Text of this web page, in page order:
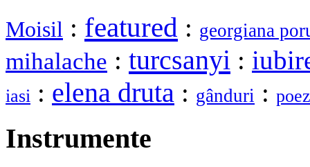
Moisil : featured : georgiana
mihalache : turcsanyi :
iasi : elena druta : gânduri :
Instrumente